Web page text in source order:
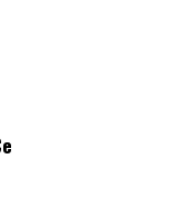
De sunet
Anca
CB MOTION